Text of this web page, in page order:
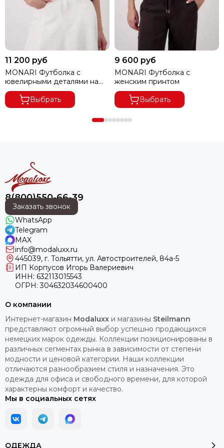
11 200 руб
MONARI Футболка с
ювелирными деталями на
рукаве
Выбрать
9 600 руб
MONARI Футболка с
женским принтом
Выбрать
8(800)550-66-39
Заказать звонок
WhatsApp
Telegram
MAX
info@modaluxx.ru
445039, г. Тольятти, ул. Автостроителей, 84а-5
ИП Корпусов Игорь Валериевич
ИНН: 632113015543
ОГРН: 304632034600400
ОДЕЖДА
О компании
Интернет-магазин Modaluxx и магазины Steilmann
представляют огромный выбор успешно продающихся
немецких марок одежды. Коллекции позиционированы в
различных сегментах рынка в зависимости от степени
модности и ценовой категории. Наши коллекции
отличаются разнообразием стиля и назначения. Это
одежда для офиса и свободного времени, для которой
характерны комфорт и качество.
Мы в социальных сетях